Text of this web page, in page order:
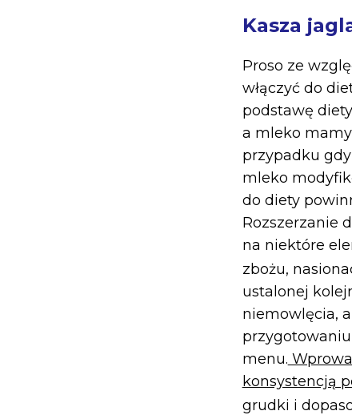
Kasza
Proso ze
włączyć do
podstawę
a mleko
przypadku
mleko
do diety
Rozszerzanie
na niektóre
zbożu,
ustalonej
niemowlęcia,
menu.
konsystencją
grudki i